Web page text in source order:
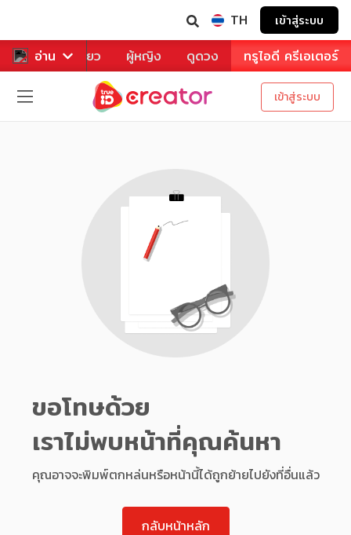
TH เข้าสู่ระบบ
อ่าน
หาร ท่องเที่ยว ผู้หญิง ดูดวง ทรูไอดี ครีเอเตอร์
เข้าสู่ระบบ
ขอโทษด้วย
เราไม่พบหน้าที่คุณค้นหา
คุณอาจจะพิมพ์ตกหล่นหรือหน้านี้ได้ถูกย้ายไปยังที่อื่นแล้ว
กลับหน้าหลัก